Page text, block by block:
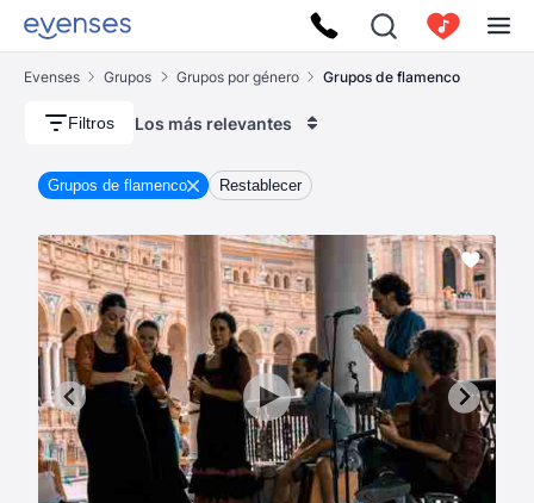
Evenses Grupos Grupos por género Grupos de flamenco
Filtros Los más relevantes
Grupos de flamenco Restablecer